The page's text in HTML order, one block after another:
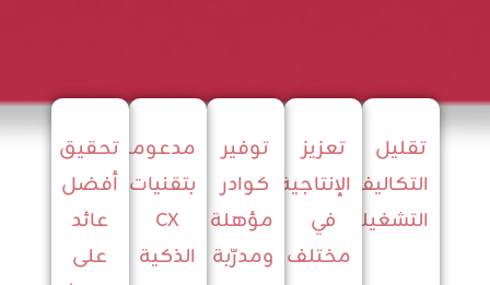
تقليل
التكاليف
التشغيلية
تعزيز
الإنتاجية
في
مختلف
توفير
كوادر
مؤهلة
ومدرّبة
مدعومة
بتقنيات
CX
الذكية
تحقيق
أفضل
عائد
على